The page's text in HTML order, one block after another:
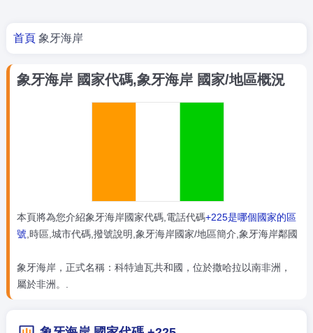
你在這裡
首頁 象牙海岸
象牙海岸 國家代碼,象牙海岸 國家/地區概況
本頁將為您介紹象牙海岸國家代碼,電話代碼+225是哪個國家的區
號 ,時區,城市代碼,撥號說明,象牙海岸國家/地區簡介,象牙海岸鄰國
象牙海岸，正式名稱：科特迪瓦共和國，位於撒哈拉以南非洲，
屬於非洲。.